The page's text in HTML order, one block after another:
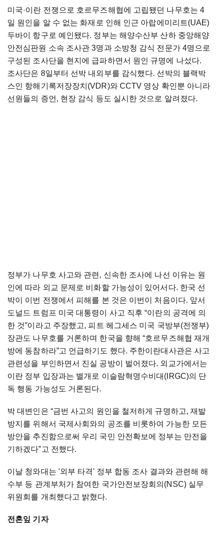
미국·이란 전쟁으로 호르무즈해협에 고립됐던 나무호는 4
일 원인을 알 수 없는 화재로 인해 인근 아랍에미리트(UAE)
두바이 항구로 예인됐다. 정부는 해양수산부 산하 중앙해양
안전심판원 소속 조사관 3명과 소방청 감식 전문가 4명으로
구성된 조사단을 현지에 급파하면서 원인 규명에 나섰다.
조사단은 8일부터 선박 내외부를 감식했다. 선박의 블랙박
스인 항해기록저장장치(VDR)와 CCTV 영상 확인뿐 아니라
선원들의 증언, 현장 감식 등도 실시한 것으로 알려졌다.
정부가 나무호 사고와 관련, 신속한 조사에 나선 이유는 원
인에 따라 외교 문제로 비화할 가능성이 있어서다. 한국 선
박이 이번 전쟁에서 피해를 본 것은 이번이 처음이다. 앞서
도널드 트럼프 미국 대통령이 사고 직후 “이란의 공격에 의
한 것”이라고 주장했고, 피트 헤그세스 미국 국방부(전쟁부)
장관도 나무호를 거론하며 한국을 향해 “호르무즈해협 재개
방에 동참하라”고 언급하기도 했다. 주한이란대사관은 사고
관련성을 부인하면서 진실 공방이 벌어졌다. 외교가에서는
이란 정부 입장과는 별개로 이슬람혁명수비대(IRGC)의 단
독 행동 가능성도 거론된다.
박 대변인은 “금번 사고의 원인을 철저하게 규명하고, 재발
방지를 위해서 국제사회와의 공조를 비롯하여 가능한 모든
방안을 추진함으로써 우리 국민 안전확보에 정부는 만전을
기하겠다”고 전했다.
이날 청와대는 '외부 타격' 정부 합동 조사 결과와 관련해 해
수부 등 관계부처가 참여한 국가안전보장회의(NSC) 실무
위원회를 개최했다고 밝혔다.
전혼잎 기자